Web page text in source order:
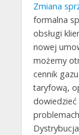
Zmiana
formalna
obsługi
nowej
możemy
cennik
taryfową,
dowiedzieć